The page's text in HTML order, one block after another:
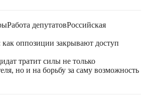
Работа депутатовРоссийская
как оппозиции закрывают доступ
тратит силы не только
но и на борьбу за саму возможность